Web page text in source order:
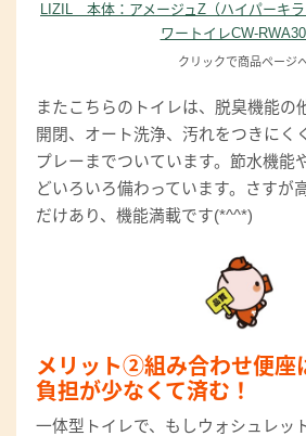
LIZIL 本体：アメージュZ（ハイパーキ
ワートイレCW-
クリックで商品ページ
またこちらのトイレは、脱臭機能の
開閉、オート洗浄、汚れをつきにく
プレーまでついています。節水機能
どいろいろ備わっています。さすが
だけあり、機能満載です(*^^*)
メリット②組み合わせ便座
負担が少なくて済む！
一体型トイレで、もしウォシュレッ